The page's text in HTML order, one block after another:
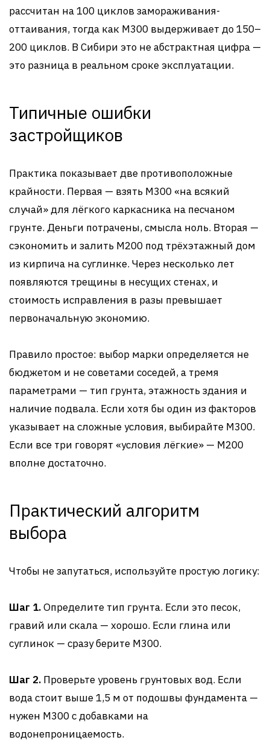
рассчитан на 100 циклов замораживания-
оттаивания, тогда как М300 выдерживает до 150–
200 циклов. В Сибири это не абстрактная цифра —
это разница в реальном сроке эксплуатации.
Типичные ошибки
застройщиков
Практика показывает две противоположные
крайности. Первая — взять М300 «на всякий
случай» для лёгкого каркасника на песчаном
грунте. Деньги потрачены, смысла ноль. Вторая —
сэкономить и залить М200 под трёхэтажный дом
из кирпича на суглинке. Через несколько лет
появляются трещины в несущих стенах, и
стоимость исправления в разы превышает
первоначальную экономию.
Правило простое: выбор марки определяется не
бюджетом и не советами соседей, а тремя
параметрами — тип грунта, этажность здания и
наличие подвала. Если хотя бы один из факторов
указывает на сложные условия, выбирайте М300.
Если все три говорят «условия лёгкие» — М200
вполне достаточно.
Практический алгоритм
выбора
Чтобы не запутаться, используйте простую логику:
Шаг 1.Определите тип грунта. Если это песок,
гравий или скала — хорошо. Если глина или
суглинок — сразу берите М300.
Шаг 2. Проверьте уровень грунтовых вод. Если
вода стоит выше 1,5 м от подошвы фундамента —
нужен М300 с добавками на
водонепроницаемость.